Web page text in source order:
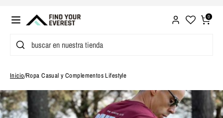
directamente
contenido
0
Buscarbuscar
tienda
Inicio/Ropa Casual y Complementos Lifestyle